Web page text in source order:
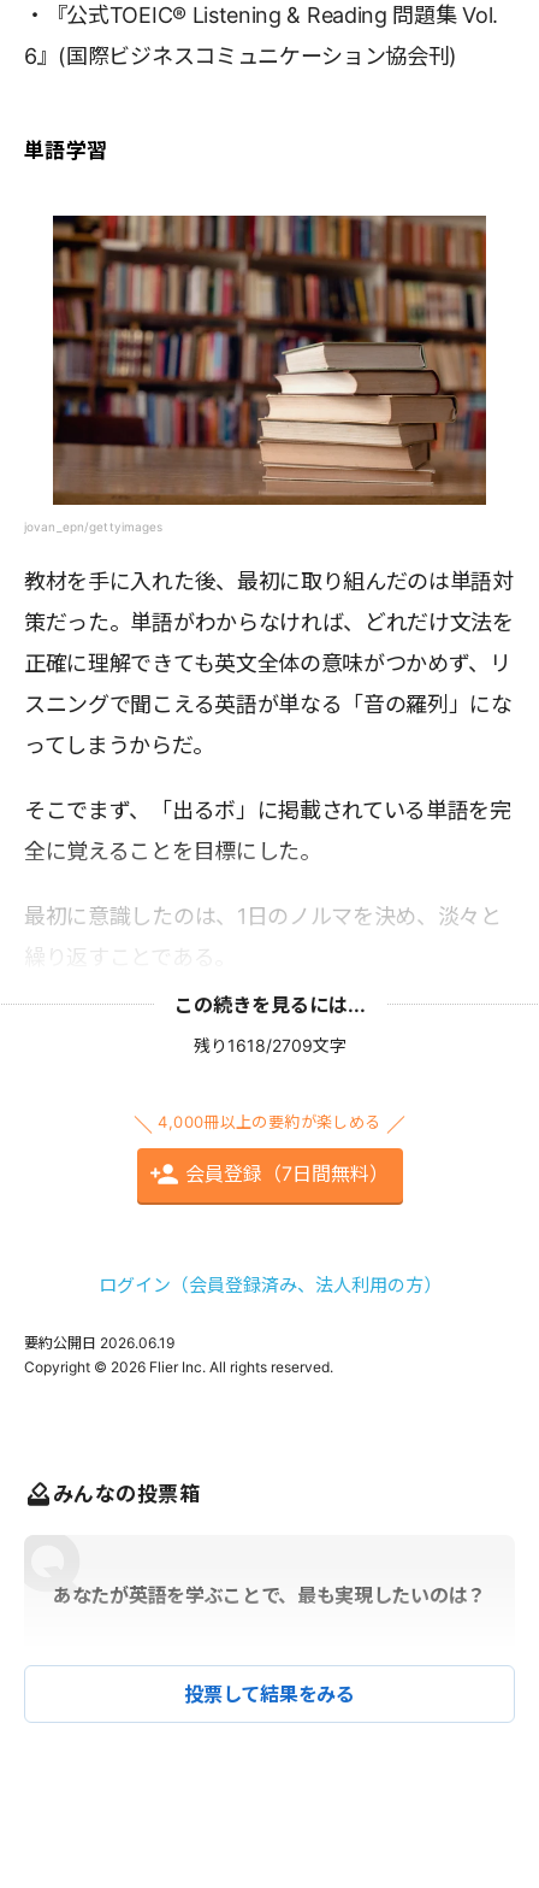
・『公式TOEIC® Listening & Reading 問題集 Vol.
6』(国際ビジネスコミュニケーション協会刊)
単語学習
jovan_epn/gettyimages
教材を手に入れた後、最初に取り組んだのは単語対
策だった。単語がわからなければ、どれだけ文法を
正確に理解できても英文全体の意味がつかめず、リ
スニングで聞こえる英語が単なる「音の羅列」にな
ってしまうからだ。
そこでまず、「出るボ」に掲載されている単語を完
全に覚えることを目標にした。
最初に意識したのは、1日のノルマを決め、淡々と
繰り返すことである。
この続きを見るには...
残り1618/2709文字
4,000冊以上の要約が楽しめる
会員登録（7日間無料）
ログイン（会員登録済み、法人利用の方）
要約公開日 2026.06.19
みんなの投票箱
あなたが英語を学ぶことで、最も実現したいのは？
投票して結果をみる